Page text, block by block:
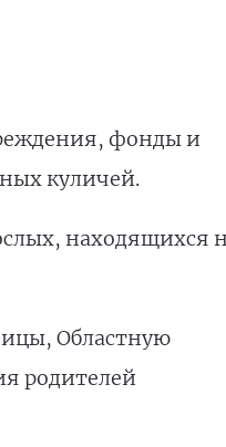
фонды и
куличей.
находящихся
Областную
родителей